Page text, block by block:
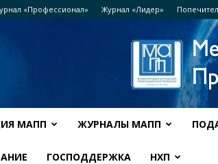
«Профессионал» Журнал «Лидер»
МАПП ЖУРНАЛЫ МАПП
ГОСПОДДЕРЖКА НХП